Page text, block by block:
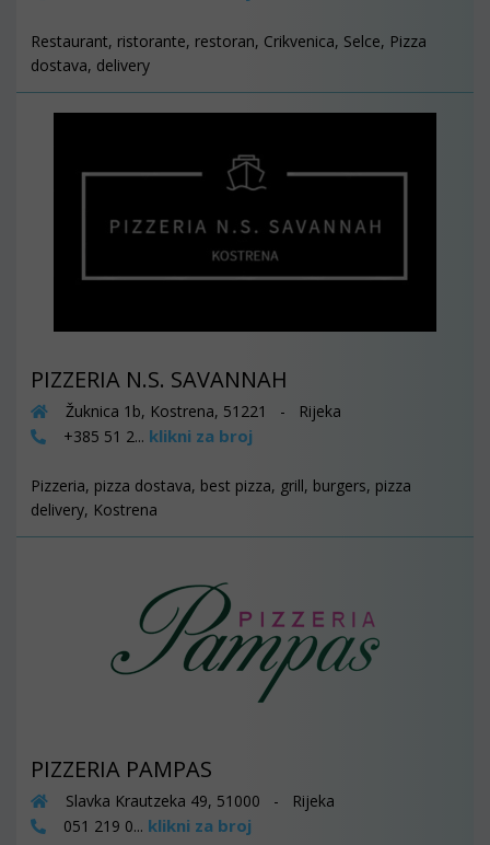
Restaurant, ristorante, restoran, Crikvenica, Selce, Pizza
dostava, delivery
PIZZERIA N.S. SAVANNAH
Žuknica 1b, Kostrena, 51221 - Rijeka
+385 51 2... klikni za broj
Pizzeria, pizza dostava, best pizza, grill, burgers, pizza
delivery, Kostrena
PIZZERIA PAMPAS
Slavka Krautzeka 49, 51000 - Rijeka
051 219 0... klikni za broj